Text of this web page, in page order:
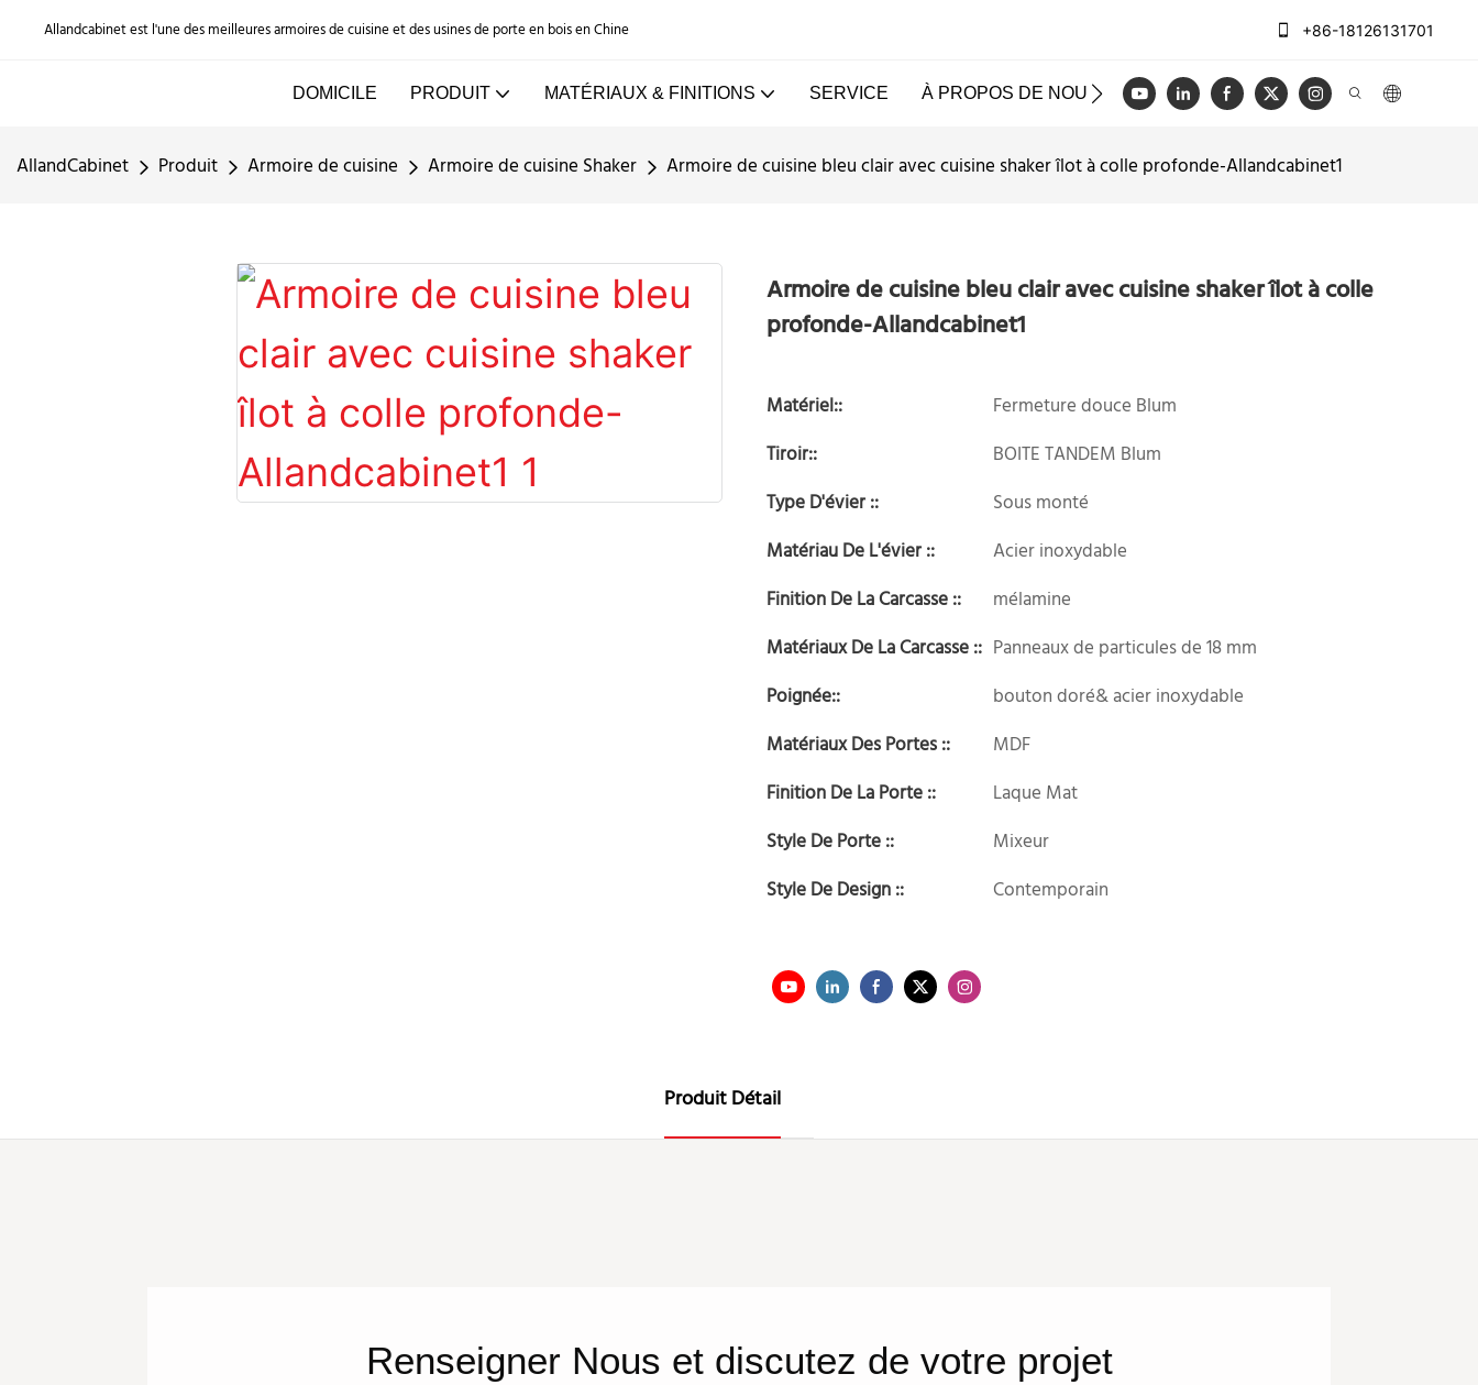
Allandcabinet est l'une des meilleures armoires de cuisine et des usines de porte en bois en Chine +86-18126131701
DOMICILE PRODUIT MATÉRIAUX & FINITIONS SERVICE À PROPOS DE NOUS CAS BLOG VIDÉO NOUS
AllandCabinet Produit Armoire de cuisine Armoire de cuisine Shaker Armoire de cuisine bleu clair avec cuisine shaker îlot à colle profonde-Allandcabinet1
Armoire de cuisine bleu clair avec cuisine shaker îlot à colle
profonde-Allandcabinet1
Matériel::
Fermeture douce Blum
Tiroir::
BOITE TANDEM Blum
Type D'évier ::
Sous monté
Matériau De L'évier ::
Acier inoxydable
Finition De La Carcasse ::
mélamine
Matériaux De La Carcasse :: Panneaux de particules de 18 mm
Poignée::
bouton doré& acier inoxydable
Matériaux Des Portes ::
MDF
Finition De La Porte ::
Laque Mat
Style De Porte ::
Mixeur
Style De Design ::
Contemporain
Produit Détail
Renseigner Nous et discutez de votre projet